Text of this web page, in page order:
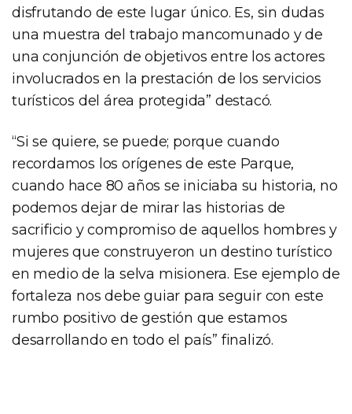
disfrutando de este lugar único. Es, sin dudas
una muestra del trabajo mancomunado y de
una conjunción de objetivos entre los actores
involucrados en la prestación de los servicios
turísticos del área protegida” destacó.
“Si se quiere, se puede; porque cuando
recordamos los orígenes de este Parque,
cuando hace 80 años se iniciaba su historia, no
podemos dejar de mirar las historias de
sacrificio y compromiso de aquellos hombres y
mujeres que construyeron un destino turístico
en medio de la selva misionera. Ese ejemplo de
fortaleza nos debe guiar para seguir con este
rumbo positivo de gestión que estamos
desarrollando en todo el país” finalizó.